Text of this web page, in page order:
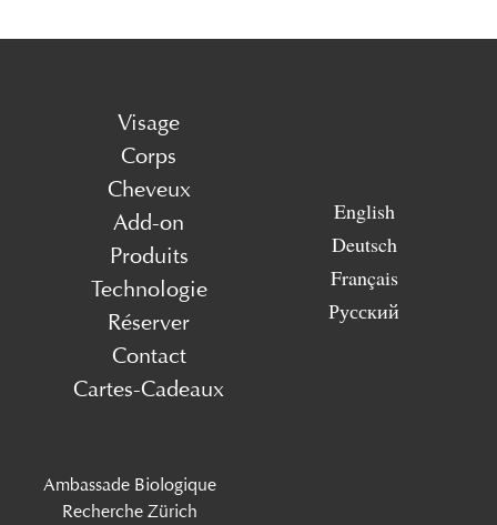
Visage
Corps
Cheveux
Add-on
Produits
Technologie
Réserver
Contact
Cartes-Cadeaux
English
Deutsch
Français
Русский
Ambassade Biologique
Recherche Zürich